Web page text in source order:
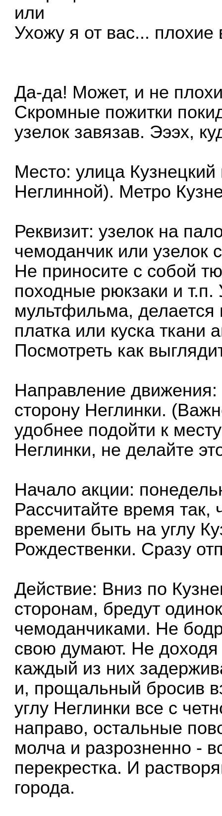
или
Ухожу я от вас... плохие
Да-да! Может, и не
Скромные пожитки
узелок завязав. Эээх,
Место: улица
Неглинной). Метро
Реквизит: узелок на
чемоданчик или узелок
Не приносите с собой
походные рюкзаки и т.п.
мультфильма, делается
платка или куска ткани
Посмотреть как
Направление движения:
сторону Неглинки.
удобнее подойти к
Неглинки, не делайте
Начало акции:
Рассчитайте время так,
времени быть на углу
Рождественки. Сразу
Действие: Вниз по
сторонам, бредут
чемоданчиками. Не
свою думают. Не доходя
каждый из них
и, прощальный бросив
углу Неглинки все с
направо, остальные
молча и разрозненно -
перекрестка. И
города.